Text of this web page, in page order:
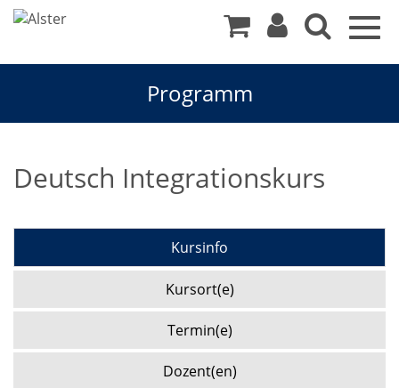
Programm
Deutsch Integrationskurs
Kursinfo
Kursort(e)
Termin(e)
Dozent(en)